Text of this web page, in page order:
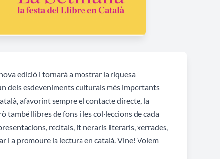
edició i tornarà a mostrar la riquesa i
dels esdeveniments culturals més importants
afavorint sempre el contacte directe, la
llibres de fons i les col·leccions de cada
recitals, itineraris literaris, xerrades,
i a promoure la lectura en català. Vine! Volem